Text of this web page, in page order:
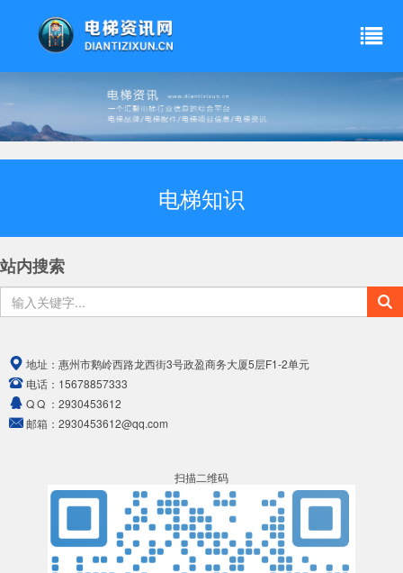
电梯知识
站内搜索
地址： 惠州市鹅岭西路龙西街3号政盈商务大厦5层F1-2单元
电话： 15678857333
Q Q ： 2930453612
邮箱： 2930453612@qq.com
扫描二维码